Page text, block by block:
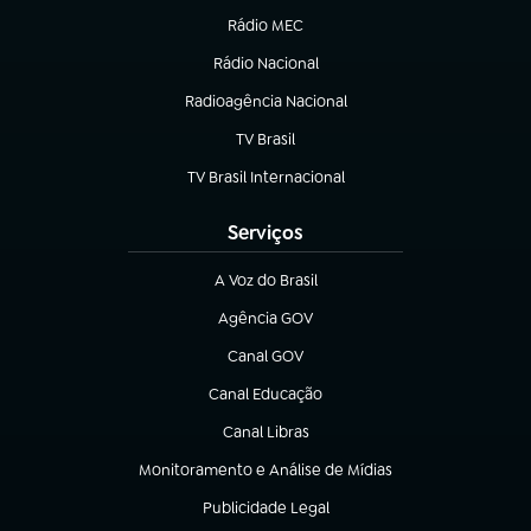
Rádio MEC
(abre em nova aba)
Rádio Nacional
Radioagência Nacional
(abre em nova aba)
TV Brasil
(abre em nova aba)
TV Brasil Internacional
(abre em nova aba)
Serviços
A Voz do Brasil
(abre em nova aba)
Agência GOV
(abre em nova aba)
Canal GOV
(abre em nova aba)
Canal Educação
(abre em nova aba)
Canal Libras
(abre em nova aba)
Monitoramento e Análise de Mídias
(abre em nova aba)
Publicidade Legal
(abre em nova aba)